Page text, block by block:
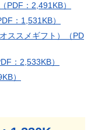
PDF：2,491KB）
：1,531KB）
ススメギフト）（PD
：2,533KB）
）